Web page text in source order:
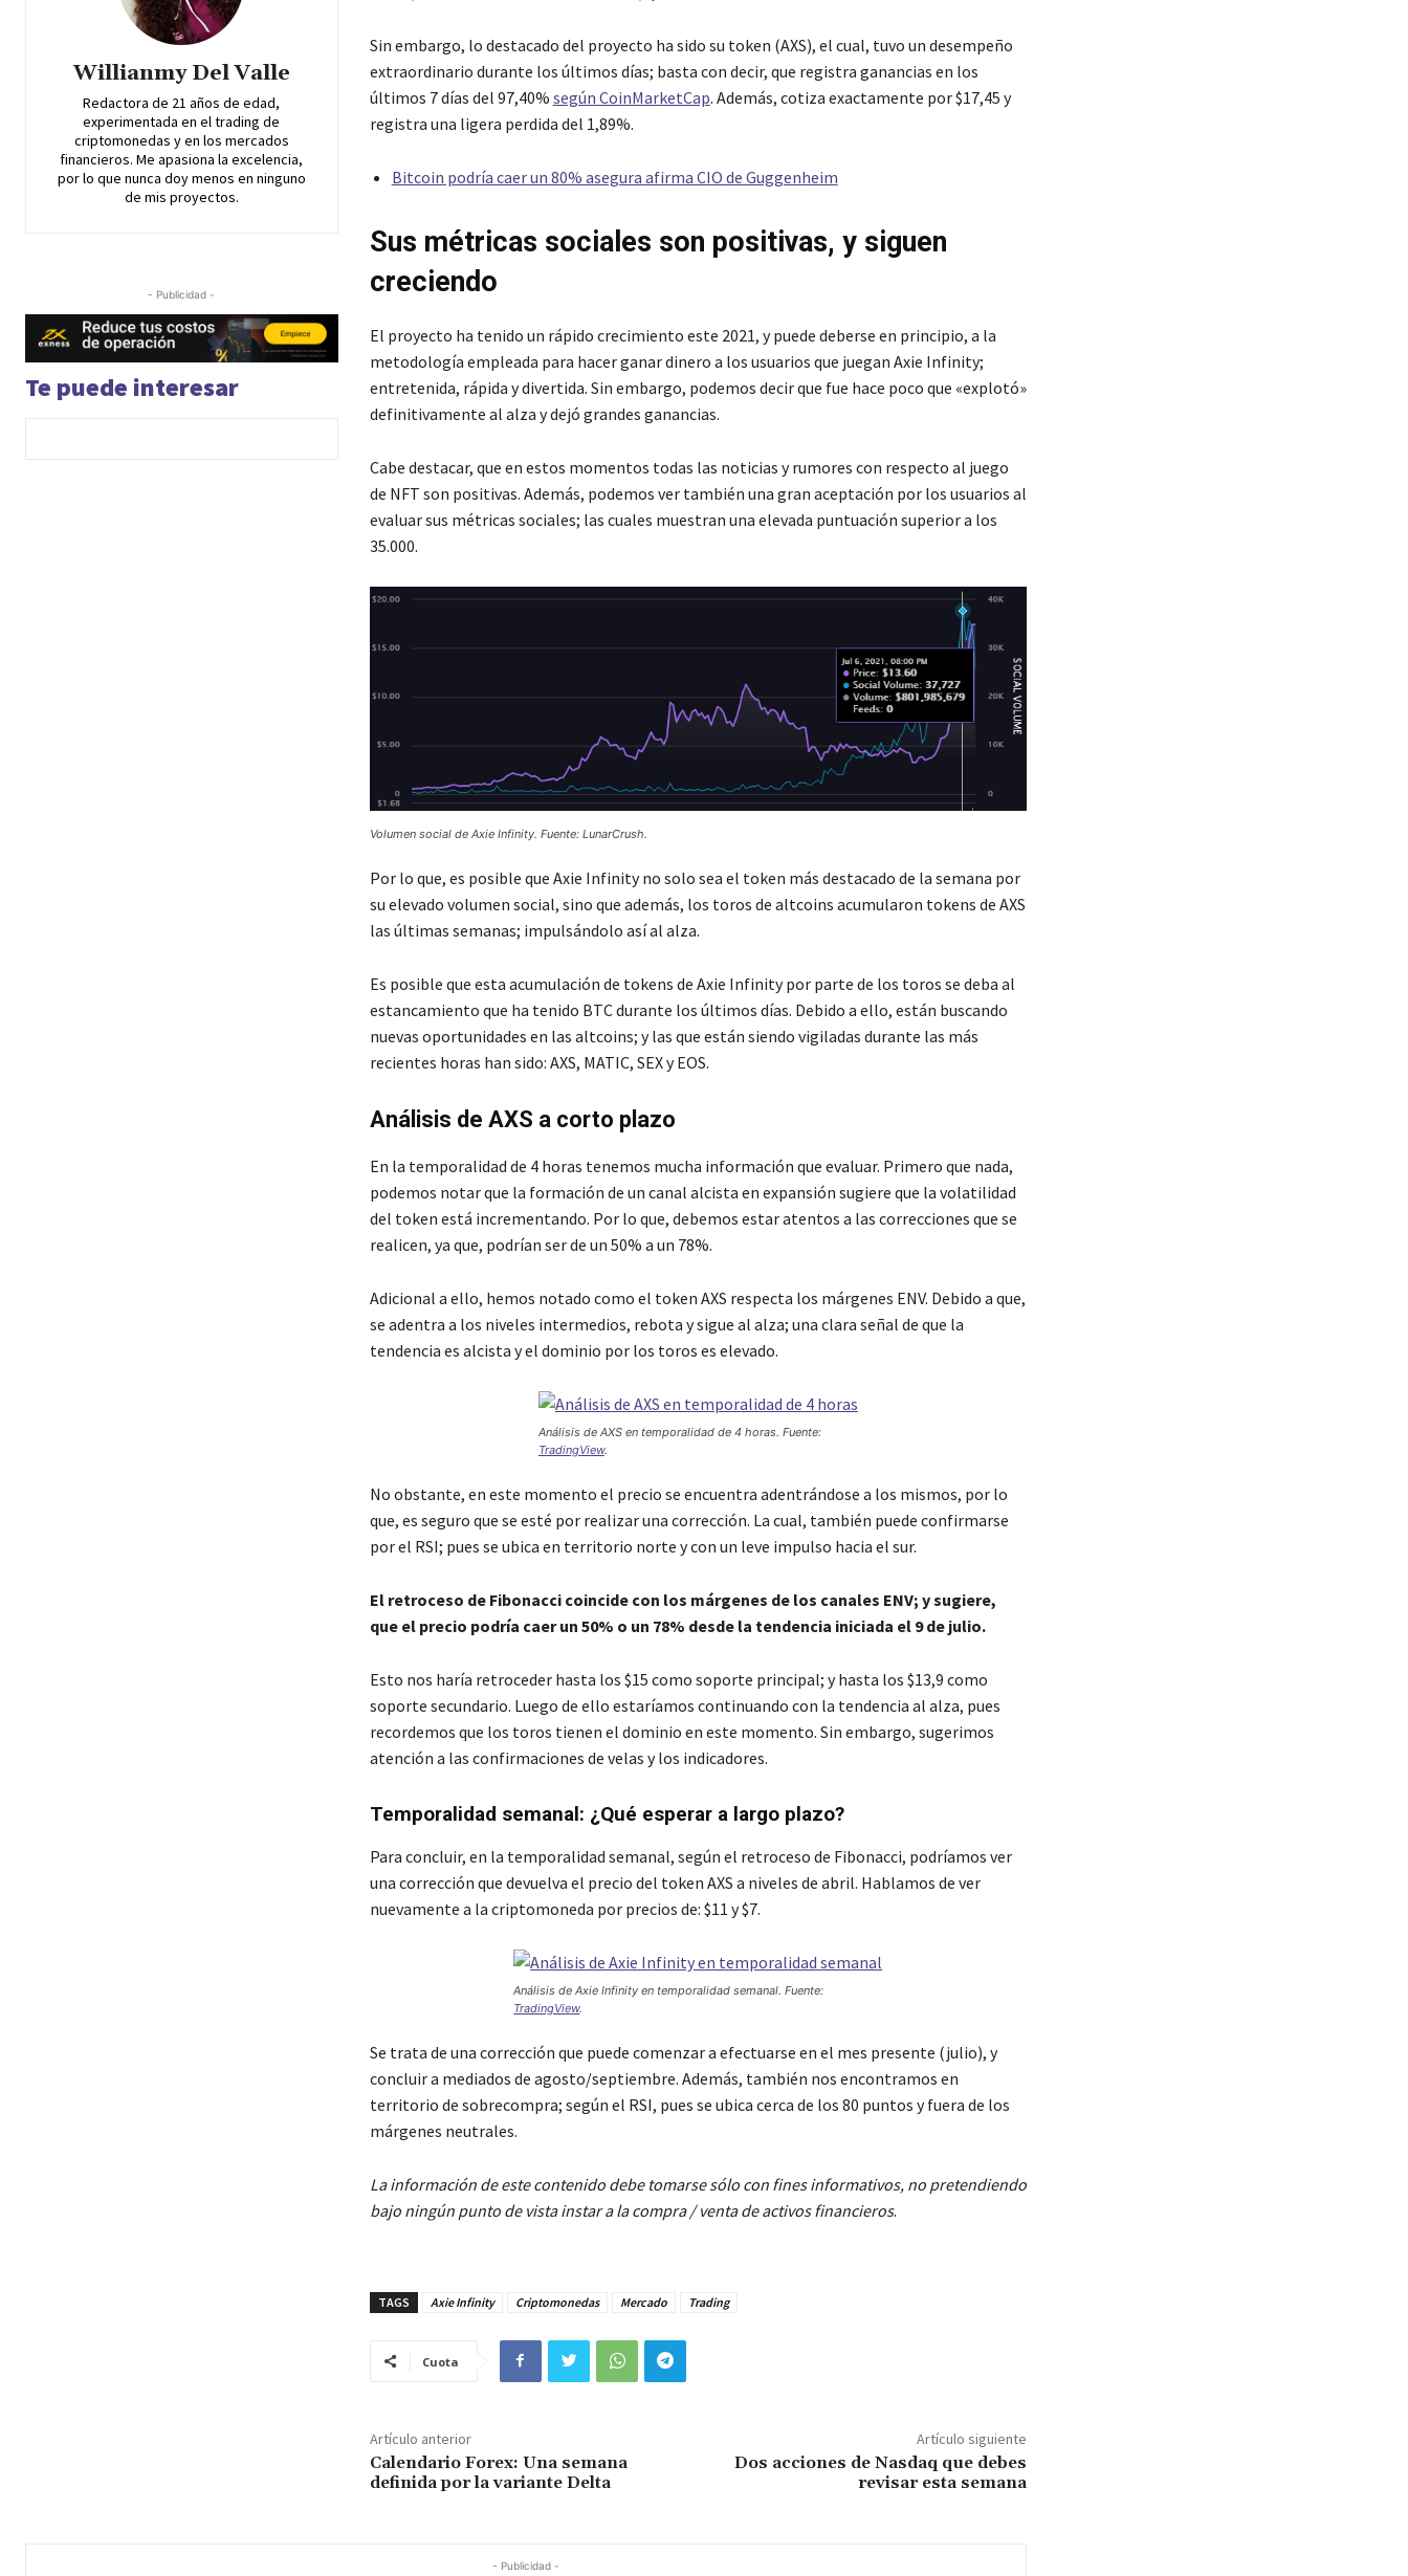
Willianmy Del Valle
Redactora de 21 años de edad,
experimentada en el trading de
criptomonedas y en los mercados
financieros. Me apasiona la excelencia,
por lo que nunca doy menos en ninguno
de mis proyectos.
- Publicidad -
Te puede interesar
Sin embargo, lo destacado del proyecto ha sido su token (AXS), el cual, tuvo un desempeño
extraordinario durante los últimos días; basta con decir, que registra ganancias en los
últimos 7 días del 97,40% según CoinMarketCap. Además, cotiza exactamente por $17,45 y
registra una ligera perdida del 1,89%.
Bitcoin podría caer un 80% asegura afirma CIO de Guggenheim
Sus métricas sociales son positivas, y siguen
creciendo
El proyecto ha tenido un rápido crecimiento este 2021, y puede deberse en principio, a la
metodología empleada para hacer ganar dinero a los usuarios que juegan Axie Infinity;
entretenida, rápida y divertida. Sin embargo, podemos decir que fue hace poco que «explotó»
definitivamente al alza y dejó grandes ganancias.
Cabe destacar, que en estos momentos todas las noticias y rumores con respecto al juego
de NFT son positivas. Además, podemos ver también una gran aceptación por los usuarios al
evaluar sus métricas sociales; las cuales muestran una elevada puntuación superior a los
35.000.
Volumen social de Axie Infinity. Fuente: LunarCrush.
Por lo que, es posible que Axie Infinity no solo sea el token más destacado de la semana por
su elevado volumen social, sino que además, los toros de altcoins acumularon tokens de AXS
las últimas semanas; impulsándolo así al alza.
Es posible que esta acumulación de tokens de Axie Infinity por parte de los toros se deba al
estancamiento que ha tenido BTC durante los últimos días. Debido a ello, están buscando
nuevas oportunidades en las altcoins; y las que están siendo vigiladas durante las más
recientes horas han sido: AXS, MATIC, SEX y EOS.
Análisis de AXS a corto plazo
En la temporalidad de 4 horas tenemos mucha información que evaluar. Primero que nada,
podemos notar que la formación de un canal alcista en expansión sugiere que la volatilidad
del token está incrementando. Por lo que, debemos estar atentos a las correcciones que se
realicen, ya que, podrían ser de un 50% a un 78%.
Adicional a ello, hemos notado como el token AXS respecta los márgenes ENV. Debido a que,
se adentra a los niveles intermedios, rebota y sigue al alza; una clara señal de que la
tendencia es alcista y el dominio por los toros es elevado.
Análisis de AXS en temporalidad de 4 horas. Fuente:
TradingView.
No obstante, en este momento el precio se encuentra adentrándose a los mismos, por lo
que, es seguro que se esté por realizar una corrección. La cual, también puede confirmarse
por el RSI; pues se ubica en territorio norte y con un leve impulso hacia el sur.
El retroceso de Fibonacci coincide con los márgenes de los canales ENV; y sugiere,
que el precio podría caer un 50% o un 78% desde la tendencia iniciada el 9 de julio.
Esto nos haría retroceder hasta los $15 como soporte principal; y hasta los $13,9 como
soporte secundario. Luego de ello estaríamos continuando con la tendencia al alza, pues
recordemos que los toros tienen el dominio en este momento. Sin embargo, sugerimos
atención a las confirmaciones de velas y los indicadores.
Temporalidad semanal: ¿Qué esperar a largo plazo?
Para concluir, en la temporalidad semanal, según el retroceso de Fibonacci, podríamos ver
una corrección que devuelva el precio del token AXS a niveles de abril. Hablamos de ver
nuevamente a la criptomoneda por precios de: $11 y $7.
Análisis de Axie Infinity en temporalidad semanal. Fuente:
TradingView.
Se trata de una corrección que puede comenzar a efectuarse en el mes presente (julio), y
concluir a mediados de agosto/septiembre. Además, también nos encontramos en
territorio de sobrecompra; según el RSI, pues se ubica cerca de los 80 puntos y fuera de los
márgenes neutrales.
La información de este contenido debe tomarse sólo con fines informativos, no pretendiendo
bajo ningún punto de vista instar a la compra / venta de activos financieros.
TAGS Axie Infinity Criptomonedas Mercado Trading
Cuota
Artículo anterior
Calendario Forex: Una semana
definida por la variante Delta
Artículo siguiente
Dos acciones de Nasdaq que debes
revisar esta semana
- Publicidad -